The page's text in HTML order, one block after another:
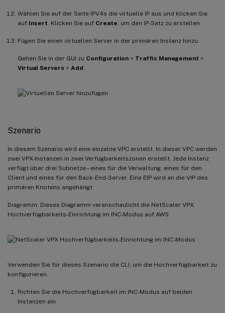
Wählen Sie auf der Seite IPV4s die virtuelle IP aus und klicken Sie
auf Insert . Klicken Sie auf Create , um den IP-Satz zu erstellen.
Fügen Sie einen virtuellen Server in der primären Instanz hinzu.
Gehen Sie in der GUI zu Configuration > Traffic Management >
Virtual Servers > Add
Szenario
In diesem Szenario wird eine einzelne VPC erstellt. In dieser VPC werden
zwei VPX-Instanzen in zwei Verfügbarkeitszonen erstellt. Jede Instanz
verfügt über drei Subnetze – eines für die Verwaltung, eines für den
Client und eines für den Back-End-Server. Eine EIP wird an die VIP des
primären Knotens angehängt.
Diagramm: Dieses Diagramm veranschaulicht die NetScaler VPX
Hochverfügbarkeits-Einrichtung im INC-Modus auf AWS.
Verwenden Sie für dieses Szenario die CLI, um die Hochverfügbarkeit zu
konfigurieren.
Richten Sie die Hochverfügbarkeit im INC-Modus auf beiden
Instanzen ein.